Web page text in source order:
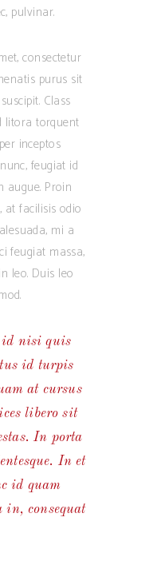
pulvinar.
consectetur
purus sit
Class
litora torquent
inceptos
feugiat id
augue. Proin
at facilisis odio
mi a
feugiat massa,
leo. Duis leo
id nisi quis
id turpis
at cursus
libero sit
In porta
In et
id quam
consequat